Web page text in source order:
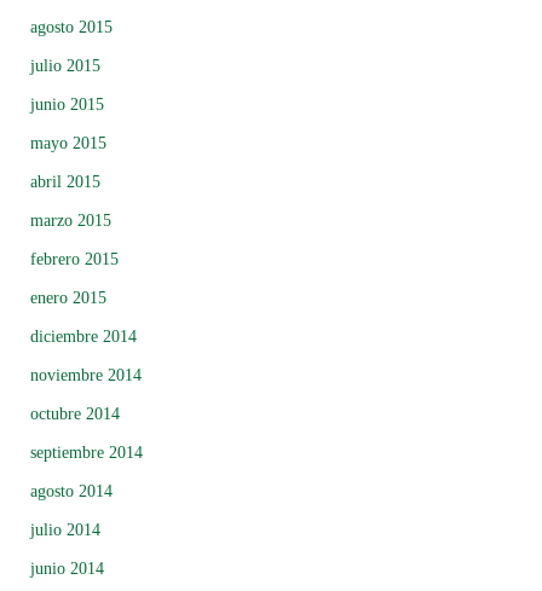
agosto 2015
julio 2015
junio 2015
mayo 2015
abril 2015
marzo 2015
febrero 2015
enero 2015
diciembre 2014
noviembre 2014
octubre 2014
septiembre 2014
agosto 2014
julio 2014
junio 2014